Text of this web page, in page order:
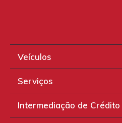
Veículos
Serviços
Intermediação de Crédito